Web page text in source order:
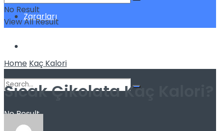
Zararları
No Result
No Result
View All Result
Home Kaç Kalori
Sıcak Çikolata Kaç Kalori?